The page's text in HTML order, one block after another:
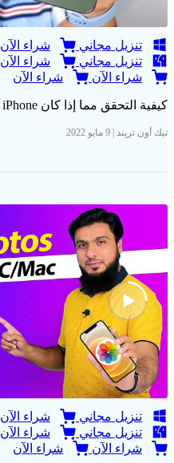
تنزيل مجاني
شراء الآن
تنزيل مجاني
شراء الآن
شراء الآن
شراء الآن
كيفية التحقق مما إذا كان iPhone الخاص بك أصليًا
تيك أون تريند | 9 مايو 2022
تنزيل مجاني
شراء الآن
تنزيل مجاني
شراء الآن
شراء الآن
شراء الآن